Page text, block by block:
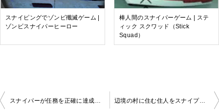
スナイピングでゾンビ殲滅ゲーム |
ゾンビスナイパーヒーロー
棒人間のスナイパーゲーム | ステ
ィック スクワッド（Stick
Squad）
投
稿
スナイパーが任務を正確に達成させるFPS | LETHAL SNIPER 3D: ARMY SOLDIER 辺境の村に住む住人をスナイプする射撃ゲーム | Sniper 3D